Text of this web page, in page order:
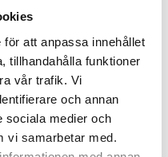
att anpassa innehållet
tillhandahålla funktioner
vår trafik. Vi
och annan
sociala medier och
vi samarbetar med.